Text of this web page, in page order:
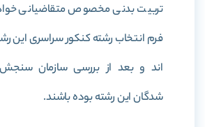
تربیت بدنی مخصوص متقاضیانی
فرم انتخاب رشته کنکور سراسری این
اند و بعد از بررسی سازمان
شدگان این رشته بوده باشند.